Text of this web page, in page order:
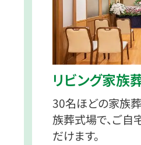
リビング家族
30名ほどの家族
族葬式場で、ご自
だけます。